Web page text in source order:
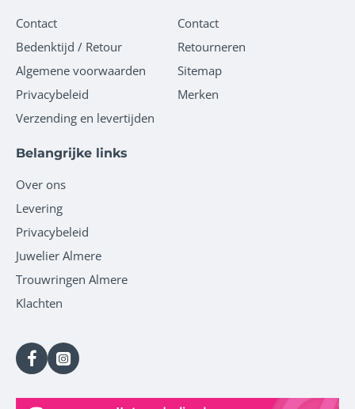
Contact
Bedenktijd / Retour
Algemene voorwaarden
Privacybeleid
Verzending en levertijden
Contact
Retourneren
Sitemap
Merken
Belangrijke links
Over ons
Levering
Privacybeleid
Juwelier Almere
Trouwringen Almere
Klachten